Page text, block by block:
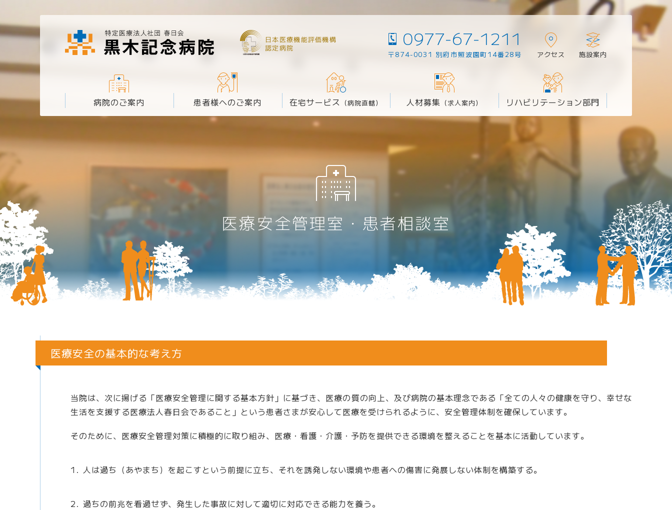
日本医療機能評価機構
認定病院 Tel.
0977-67-1211
〒874-0031 別府市照波園町14番28号 アクセス 施設案内
病院のご案内
4階・5階
6階・7階
院内庭園
外科
麻酔科
呼吸器内科
リウマチ科
皮膚科
リハビリテーション科
放射線科 摂食嚥下外来
訪問リハビリテーション
通所リハビリテーション
患者様へのご案内
入院のご案内 患者様の権利宣言
麻酔科
内科
消化器科
リハビリテーション科
放射線科 摂食嚥下外来
外来担当医一覧 病院CM・パンフレット
在宅サービス （病院直轄） 人材募集 （求人案内）
看護師をめざす方へ ボランティア募集 保育所～たけのこクラブ～
リハビリテーション部門
理学療法士 作業療法士 言語聴覚士
臨床心理士
医療安全管理室・患者相談室
医療安全の基本的な考え方
当院は、次に揚げる「医療安全管理に関する基本方針」に基づき、医療の質の向上、及び病院の基本理念である「全ての人々の健康を守り、幸せな
生活を支援する医療法人春日会であること」という患者さまが安心して医療を受けられるように、安全管理体制を確保しています。
そのために、医療安全管理対策に積極的に取り組み、医療・看護・介護・予防を提供できる環境を整えることを基本に活動しています。
人は過ち（あやまち）を起こすという前提に立ち、それを誘発しない環境や患者への傷害に発展しない体制を構築する。
過ちの前兆を看過せず、発生した事故に対して適切に対応できる能力を養う。